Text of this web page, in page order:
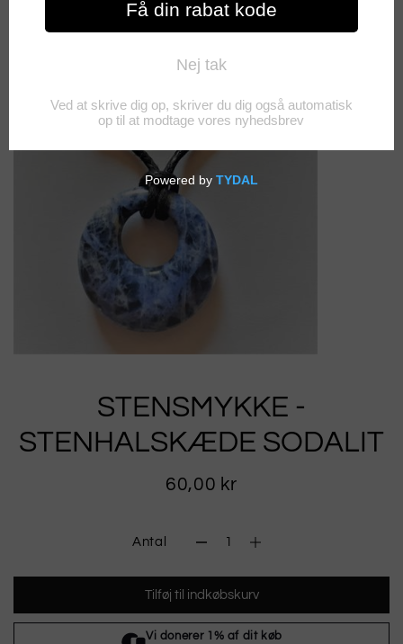
STENSMYKKE -
STENHALSKÆDE SODALIT
60,00 kr
Antal
Tilføj til indkøbskurv